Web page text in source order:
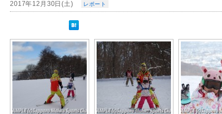
2017年12月30日(土) レポート